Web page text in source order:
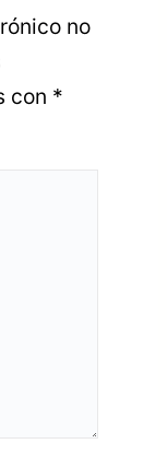
no
con *